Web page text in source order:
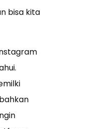
bisa kita